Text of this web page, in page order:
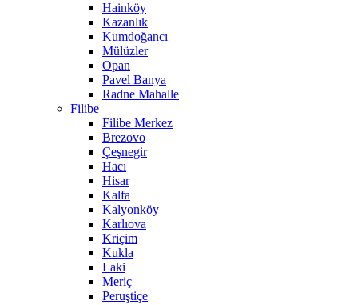
Hainköy
Kazanlık
Kumdoğancı
Mülüzler
Opan
Pavel Banya
Radne Mahalle
Filibe
Filibe Merkez
Brezovo
Çeşnegir
Hacı
Hisar
Kalfa
Kalyonköy
Karlıova
Kriçim
Kukla
Laki
Meriç
Peruştiçe